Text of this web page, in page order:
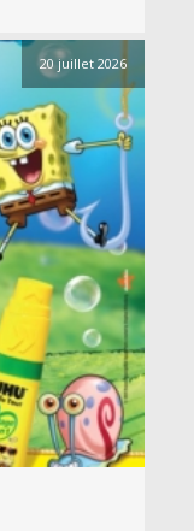
20 juillet 2026